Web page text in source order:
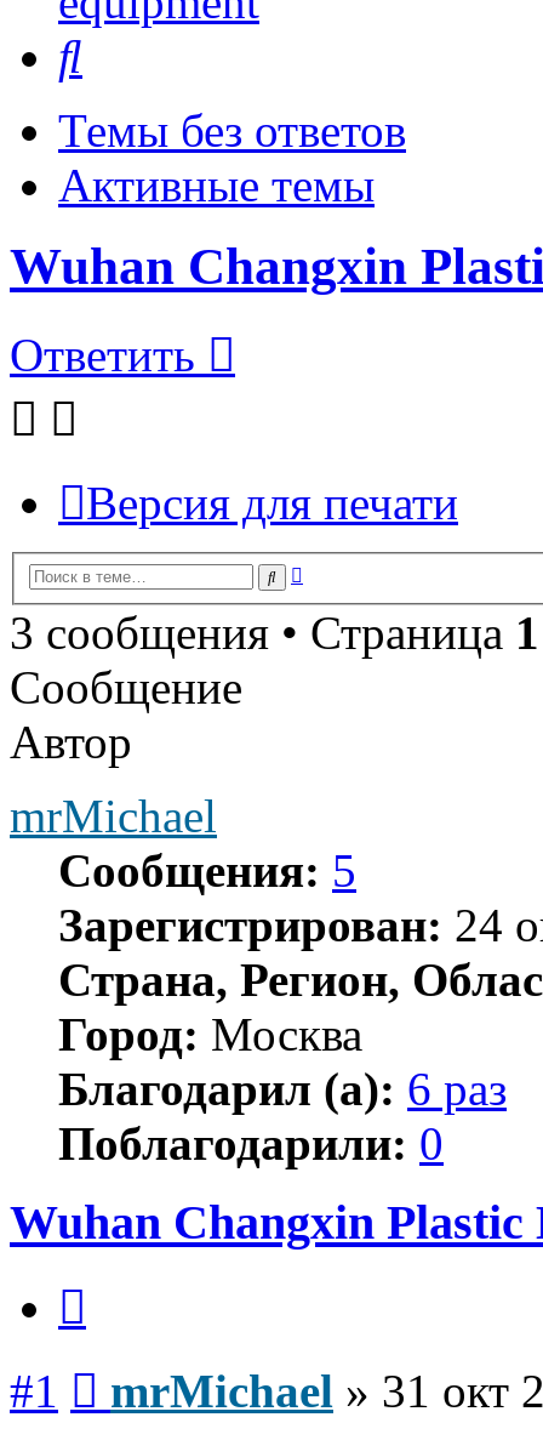
Темы без ответов
Активные темы
Wuhan Changxin
Ответить
Версия для печати
Поиск
3 сообщения • Страница 1
Сообщение
Автор
mrMichael
Сообщения: 5
Зарегистрирован: 24
Страна, Регион,
Город: Москва
Благодарил (а): 6 раз
Поблагодарили: 0
Wuhan Changxin
#1 mrMichael » 31 окт